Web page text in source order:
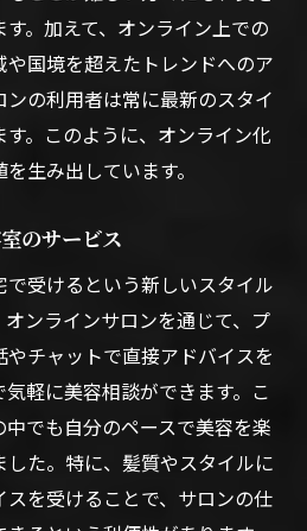
。加えて、オンライン上での
国境を超えたトレンドへのア
の利用者は常に最新のスタイ
。このように、オンライン化
生み出しています。
のサービス
受けるという新しいスタイル
ンラインサロンを通じて、プ
チャットで直接アドバイスを
軽に美容相談ができます。こ
でも自分のペースで美容を楽
した。特に、髪質やスタイルに
を受けることで、サロンの仕